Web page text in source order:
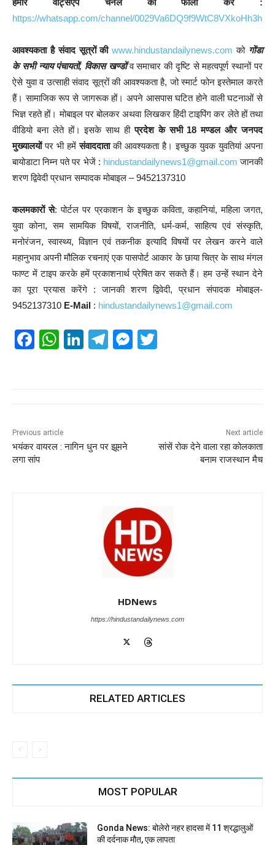
https://whatsapp.com/channel/0029Va6DQ9f9WtC8VXkoHh3h
आवश्यकता है संवाद सूत्रों की www.hindustandailynews.com को गोंडा
के सभी न्याय पंचायतों, विकास खण्डों व समाचार की दृष्टि से महत्वपूर्ण स्थानों पर
ऐसे युवा व उत्साही संवाद सूत्रों की आवश्यकता है, जो स्मार्ट फोन इस्तेमाल करते
हैं। सामाजिक रूप से जागरूक हों। अपने आसपास घटित होने वाली घटनाओं से
भिज्ञ रहते हों। मोबाइल पर बोलकर अथवा लिखकर हिंदी टाइपिंग कर लेते हों तथा
वीडियो बना लेते हों। इसके साथ हीप्रदेश के सभी 18 मण्डल और जनपद
मुख्यालयोंपर भी हमेंसंवाददाताकी आवश्यकता है। इच्छुक युवक युवतियां अपना
बायोडाटा निम्न पते पर भेजें : hindustandailynews1@gmail.com जानकी
शरण द्विवेदी प्रधान सम्पादक मोबाइल – 9452137310
कलमकारों से: पोर्टल पर प्रकाशन के इच्छुक कविता, कहानियां, महिला जगत,
युवा कोना, सम सामयिक विषयों, राजनीति, धर्म-कर्म, साहित्य एवं संस्कृति,
मनोरंजन, स्वास्थ्य, विज्ञान एवं तकनीक इत्यादि विषयों पर लेखन करने वाले
महानुभाव अपनी मौलिक रचनाएं एक पासपोर्ट आकार के छाया चित्र के साथ मंगल
फाण्ट में टाइप करके हमें प्रकाशनार्थ प्रेषित कर सकते हैं। हम उन्हें स्थान देने
का पूरा प्रयास करेंगे : जानकी शरण द्विवेदी, प्रधान संपादक मोबाइल-
9452137310 E-Mail : hindustandailynews1@gmail.com
F
o
o
W
p
p
Li
T
m
M
Previous article
भयंकर वायरल : नागिन धुन पर झूमने
लगा सांप
Next article
सांसें रोक देने वाला रहा कोलकाता
बनाम राजस्थान मैच
HDNews
https://hindustandailynews.com
RELATED ARTICLES
MOST POPULAR
Gonda News: बोलेरो नहर हादसा में 11 श्रद्धालुओं
की दर्दनाक मौत, एक लापता